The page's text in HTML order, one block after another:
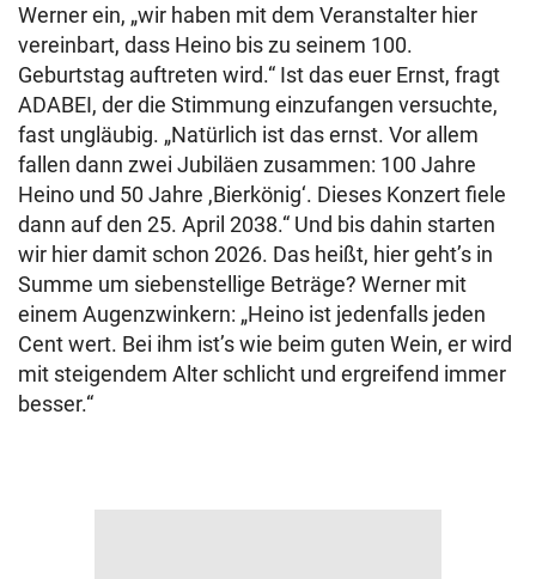
Werner ein, „wir haben mit dem Veranstalter hier
vereinbart, dass Heino bis zu seinem 100.
Geburtstag auftreten wird.“ Ist das euer Ernst, fragt
ADABEI, der die Stimmung einzufangen versuchte,
fast ungläubig. „Natürlich ist das ernst. Vor allem
fallen dann zwei Jubiläen zusammen: 100 Jahre
Heino und 50 Jahre ,Bierkönig‘. Dieses Konzert fiele
dann auf den 25. April 2038.“ Und bis dahin starten
wir hier damit schon 2026. Das heißt, hier geht’s in
Summe um siebenstellige Beträge? Werner mit
einem Augenzwinkern: „Heino ist jedenfalls jeden
Cent wert. Bei ihm ist’s wie beim guten Wein, er wird
mit steigendem Alter schlicht und ergreifend immer
besser.“